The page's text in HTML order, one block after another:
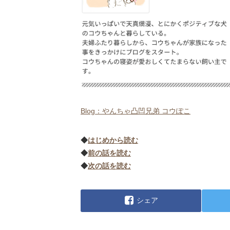
Blog：やんちゃ凸凹兄弟 コウぽこ
◆はじめから読む
◆前の話を読む
◆次の話を読む
シェア